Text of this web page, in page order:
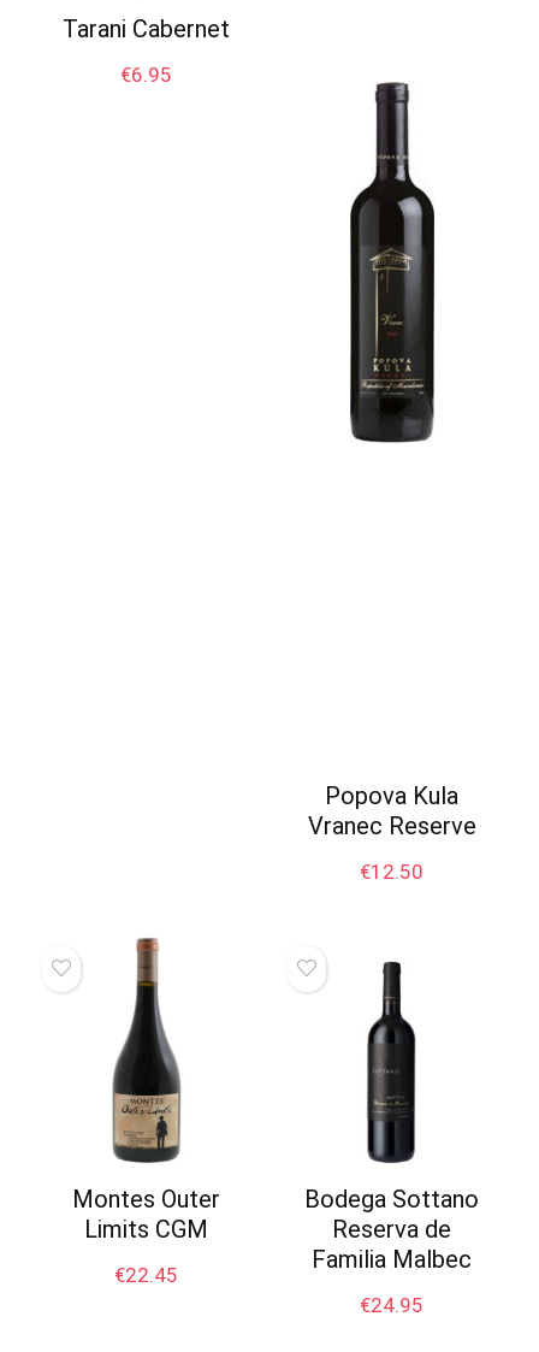
Tarani Cabernet
€6.95
Popova Kula
Vranec Reserve
€12.50
Montes Outer
Limits CGM
€22.45
Bodega Sottano
Reserva de
Familia Malbec
€24.95